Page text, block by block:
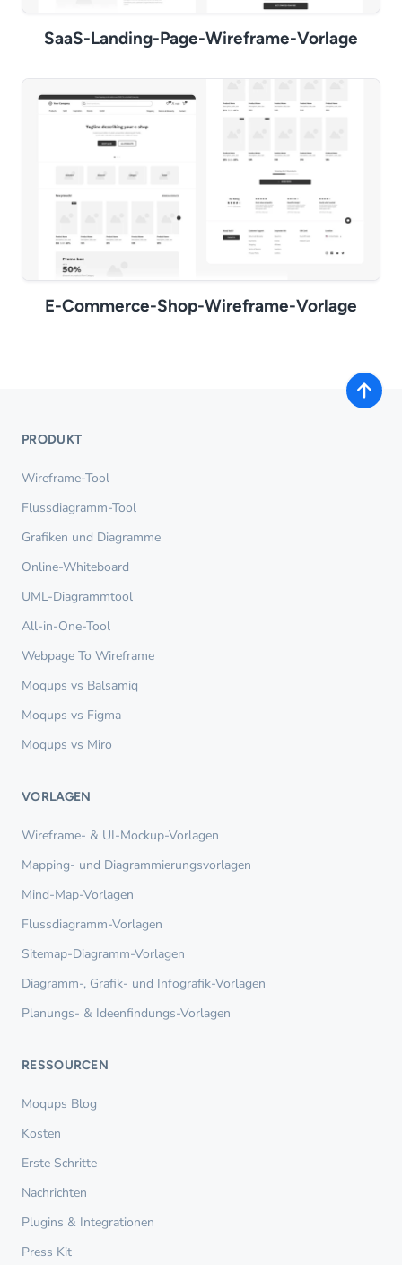
SaaS-Landing-Page-Wireframe-Vorlage
E-Commerce-Shop-Wireframe-Vorlage
PRODUKT
Wireframe-Tool
Flussdiagramm-Tool
Grafiken und Diagramme
Online-Whiteboard
UML-Diagrammtool
All-in-One-Tool
Webpage To Wireframe
Moqups vs Balsamiq
Moqups vs Figma
Moqups vs Miro
VORLAGEN
Wireframe- & UI-Mockup-Vorlagen
Mapping- und Diagrammierungsvorlagen
Mind-Map-Vorlagen
Flussdiagramm-Vorlagen
Sitemap-Diagramm-Vorlagen
Diagramm-, Grafik- und Infografik-Vorlagen
Planungs- & Ideenfindungs-Vorlagen
RESSOURCEN
Moqups Blog
Kosten
Erste Schritte
Nachrichten
Plugins & Integrationen
Press Kit